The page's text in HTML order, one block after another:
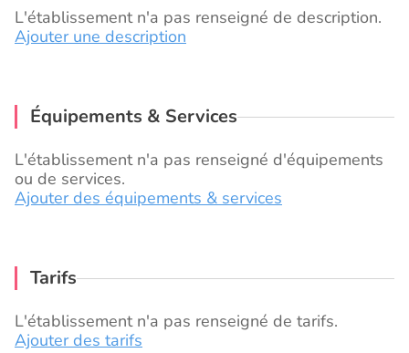
L'établissement n'a pas renseigné de description.
Ajouter une description
Équipements & Services
L'établissement n'a pas renseigné d'équipements
ou de services.
Ajouter des équipements & services
Tarifs
L'établissement n'a pas renseigné de tarifs.
Ajouter des tarifs